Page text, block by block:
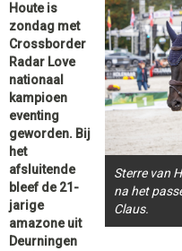
Sterre van
na het
Claus.
Houte is
zondag met
Crossborder
Radar Love
nationaal
kampioen
eventing
geworden. Bij
het
afsluitende
bleef de 21-
jarige
amazone uit
Deurningen